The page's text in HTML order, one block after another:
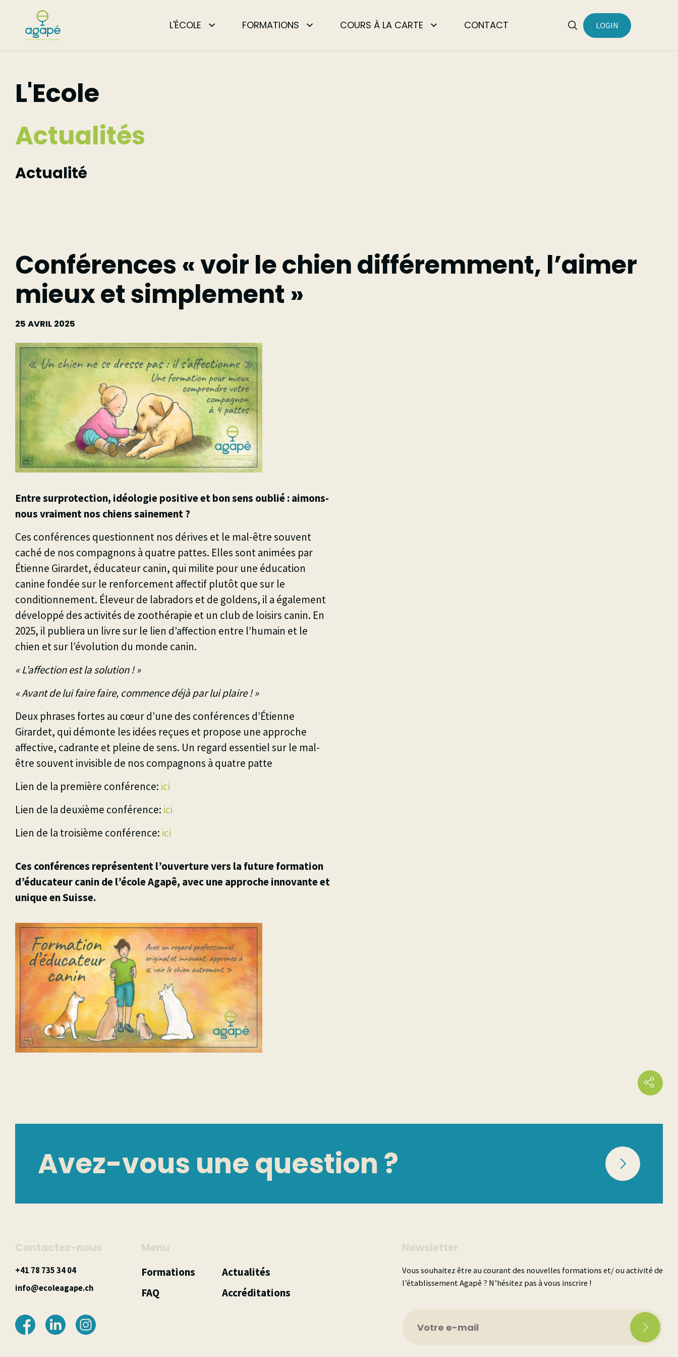
contenu
principal
L'ÉCOLE FORMATIONS COURS À LA CARTE CONTACT LOGIN
L'Ecole
Actualités
Actualité
Conférences « voir le chien différemment, l’aimer
mieux et simplement »
25 AVRIL 2025
Entre surprotection, idéologie positive et bon sens oublié : aimons-
nous vraiment nos chiens sainement ?
Ces conférences questionnent nos dérives et le mal-êtresouvent
caché de nos compagnons à quatre pattes. Elles sont animées par
Étienne Girardet, éducateur canin, qui milite pour une éducation
canine fondée sur le renforcement affectif plutôt que sur le
conditionnement. Éleveur de labradors et de goldens, il a également
développé des activités de zoothérapie et un club de loisirs canin. En
2025, il publiera un livre sur le lien d’affection entre l’humain et le
chien et sur l’évolution du monde canin.
« L’affection est la solution ! »
« Avant de lui faire faire, commence déjà par lui plaire ! »
Deux phrases fortes au cœur d’une des conférences d’Étienne
Girardet, qui démonte les idées reçues et propose une approche
affective, cadrante et pleine de sens. Un regard essentiel sur le mal-
être souvent invisible de nos compagnons à quatre patte
Lien de la première conférence: ici
Lien de la deuxième conférence: ici
Lien de la troisième conférence: ici
Ces conférences représentent l’ouverture vers la future formation
d’éducateur canin de l’école Agapê, avec une approche innovante et
unique en Suisse.
Avez-vous une question ?
Contactez-nous
40 43 537 87 14+
hc.epagaeloce@ofni
Menu
Formations
Actualités
FAQ
Accréditations
Newsletter
Vous souhaitez être au courant des nouvelles formations et/ ou activité de
l’établissement Agapê ? N’hésitez pas à vous inscrire !